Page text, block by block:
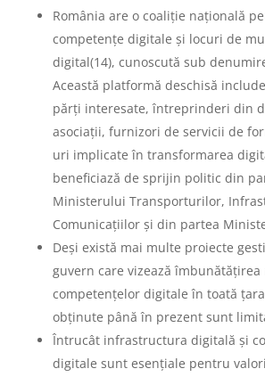
România are o coaliție națională
competențe digitale și locuri de
digital(14), cunoscută sub
Această platformă deschisă
părți interesate, întreprinderi din
asociații, furnizori de servicii de
uri implicate în transformarea
beneficiază de sprijin politic din
Ministerului Transporturilor,
Comunicațiilor și din partea
Deși există mai multe proiecte
guvern care vizează
competențelor digitale în toată
obținute până în prezent sunt
Întrucât infrastructura digitală și
digitale sunt esențiale pentru